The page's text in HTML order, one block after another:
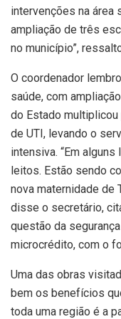
intervenções na área
ampliação de três
no município”,
O coordenador
saúde, com
do Estado
de UTI, levando o
intensiva. “Em
leitos. Estão sendo
nova maternidade de
disse o secretário,
questão da
microcrédito, com o
Uma das obras
bem os benefícios
toda uma região é a